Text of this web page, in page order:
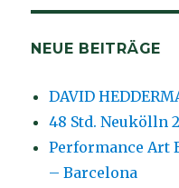
NEUE BEITRÄGE
DAVID
48 Std. Neukölln
Performance Art
– Barcelona